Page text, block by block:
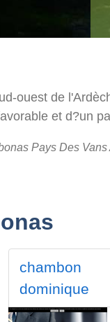
ouest de
et d?un
Pays Des
chambon
dominique